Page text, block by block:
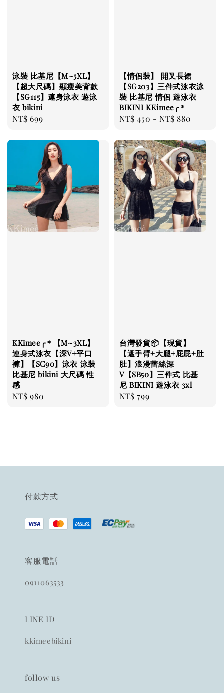
泳裝 比基尼【M~5XL】
【超大尺碼】顯瘦美背款
【SG115】連身泳衣 遊泳
衣 bikini
Regular
NT$ 699
【情侶裝】 開叉長裙
【SG203】三件式泳衣泳
裝 比基尼 情侶 遊泳衣
BIKINI KKimee╭＊
Regular
NT$ 450 -NT$ 880
KKimee╭＊【M~3XL】
連身式泳衣【深V+平口
褲】【SC90】泳衣 泳裝
比基尼 bikini 大尺碼 性
感
Regular
NT$ 980
台灣發貨📦【現貨】
【遮手臂+大腿+屁屁+肚
肚】浪漫蕾絲深
V【SB50】三件式 比基
尼 BIKINI 遊泳衣 3xl
Regular
NT$ 799
付款方式
客服電話
0911063533
LINE ID
kkimeebikini
follow us